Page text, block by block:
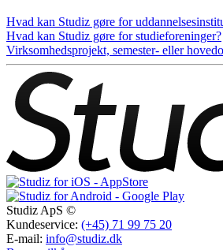
Hvad kan Studiz gøre for
Hvad kan Studiz gøre for studieforeninger?
Virksomhedsprojekt, semester- eller
Studiz ApS ©
Kundeservice: (+45) 71 99 75 20
E-mail: info@studiz.dk